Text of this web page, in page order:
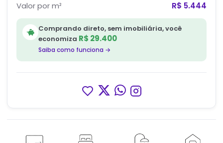
Valor por m²
R$ 5.444
Comprando direto, sem imobiliária, você
economiza R$ 29.400
Saiba como funciona →